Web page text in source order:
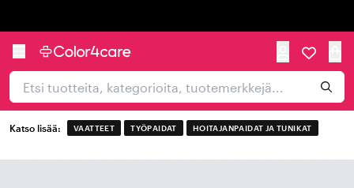
Katso lisää: VAATTEET TYÖPAIDAT HOITAJANPAIDAT JA TUNIKAT